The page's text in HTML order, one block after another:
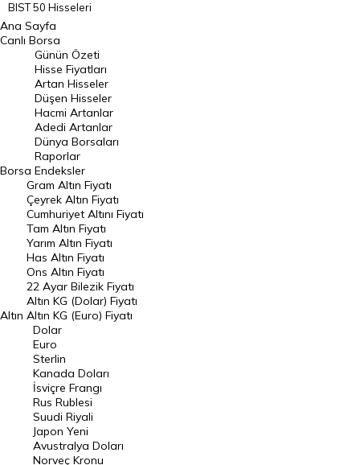
BIST 50 Hisseleri
BIST 100 Hisseleri
En Çok Artan Hisseler
En Çok Düşen Hisseler
Hacmi Artanlar
Geçmiş Kapanışlar
Dünya Borsaları
Raporlar
Endeksler
DÖVİZ
Döviz Kuru
Dolar Kuru
Euro Kuru
Pound Kuru
Frank Kuru
Riyal Kuru
Avustralya Doları
Danimarka Kronu Kuru
Ana Sayfa
Canlı Borsa
Borsa
Günün Özeti
Hisse Fiyatları
Artan Hisseler
Düşen Hisseler
Hacmi Artanlar
Adedi Artanlar
Dünya Borsaları
Raporlar
Endeksler
Altın
Gram Altın Fiyatı
Çeyrek Altın Fiyatı
Cumhuriyet Altını Fiyatı
Tam Altın Fiyatı
Yarım Altın Fiyatı
Has Altın Fiyatı
Ons Altın Fiyatı
22 Ayar Bilezik Fiyatı
Altın KG (Dolar) Fiyatı
Altın KG (Euro) Fiyatı
Dolar
Euro
Sterlin
Kanada Doları
İsviçre Frangı
Rus Rublesi
Suudi Riyali
Japon Yeni
Avustralya Doları
Norveç Kronu